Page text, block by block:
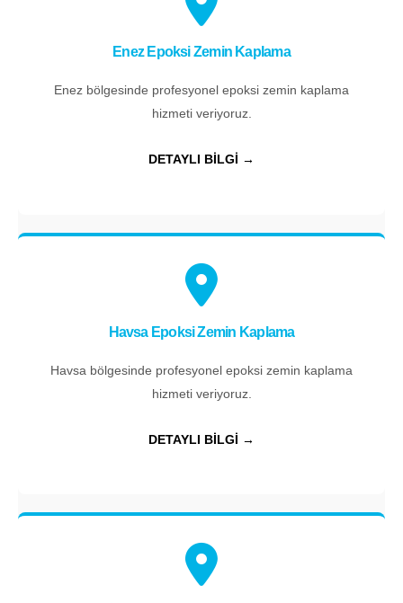
Enez Epoksi Zemin Kaplama
Enez bölgesinde profesyonel epoksi zemin kaplama
hizmeti veriyoruz.
DETAYLI BİLGİ →
Havsa Epoksi Zemin Kaplama
Havsa bölgesinde profesyonel epoksi zemin kaplama
hizmeti veriyoruz.
DETAYLI BİLGİ →